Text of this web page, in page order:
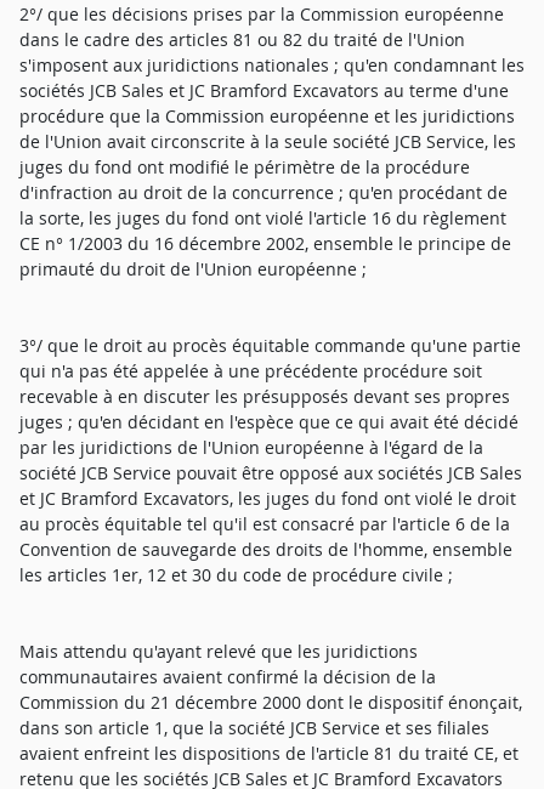
2°/ que les décisions prises par la Commission européenne
dans le cadre des articles 81 ou 82 du traité de l'Union
s'imposent aux juridictions nationales ; qu'en condamnant les
sociétés JCB Sales et JC Bramford Excavators au terme d'une
procédure que la Commission européenne et les juridictions
de l'Union avait circonscrite à la seule société JCB Service, les
juges du fond ont modifié le périmètre de la procédure
d'infraction au droit de la concurrence ; qu'en procédant de
la sorte, les juges du fond ont violé l'article 16 du règlement
CE n° 1/2003 du 16 décembre 2002, ensemble le principe de
primauté du droit de l'Union européenne ;
3°/ que le droit au procès équitable commande qu'une partie
qui n'a pas été appelée à une précédente procédure soit
recevable à en discuter les présupposés devant ses propres
juges ; qu'en décidant en l'espèce que ce qui avait été décidé
par les juridictions de l'Union européenne à l'égard de la
société JCB Service pouvait être opposé aux sociétés JCB Sales
et JC Bramford Excavators, les juges du fond ont violé le droit
au procès équitable tel qu'il est consacré par l'article 6 de la
Convention de sauvegarde des droits de l'homme, ensemble
les articles 1er, 12 et 30 du code de procédure civile ;
Mais attendu qu'ayant relevé que les juridictions
communautaires avaient confirmé la décision de la
Commission du 21 décembre 2000 dont le dispositif énonçait,
dans son article 1, que la société JCB Service et ses filiales
avaient enfreint les dispositions de l'article 81 du traité CE, et
retenu que les sociétés JCB Sales et JC Bramford Excavators